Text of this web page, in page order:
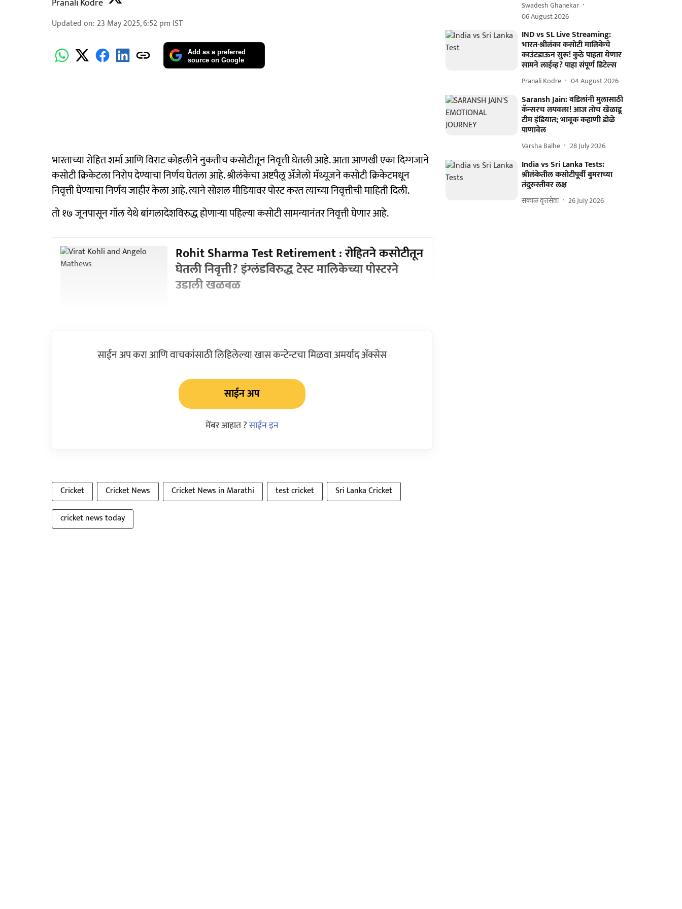
Pranali Kodre
Updated on: 23 May 2025, 6:52 pm IST
Add as a preferred
source on Google
भारताच्या रोहित शर्मा आणि विराट कोहलीने नुकतीच कसोटीतून निवृत्ती घेतली आहे. आता आणखी एका दिग्गजाने
कसोटी क्रिकेटला निरोप देण्याचा निर्णय घेतला आहे. श्रीलंकेचा अष्टपैलू अँजेलो मॅथ्यूजने कसोटी क्रिकेटमधून
निवृत्ती घेण्याचा निर्णय जाहीर केला आहे. त्याने सोशल मीडियावर पोस्ट करत त्याच्या निवृत्तीची माहिती दिली.
तो १७ जूनपासून गॉल येथे बांगलादेशविरुद्ध होणाऱ्या पहिल्या कसोटी सामन्यानंतर निवृत्ती घेणार आहे.
Rohit Sharma Test Retirement : रोहितने कसोटीतून
घेतली निवृत्ती? इंग्लंडविरुद्ध टेस्ट मालिकेच्या पोस्टरने
उडाली खळबळ
साईन अप करा आणि वाचकांसाठी लिहिलेल्या खास कन्टेन्टचा मिळवा अमर्याद ॲक्सेस
साईन अप
मेंबर आहात ?साईन इन
Cricket Cricket News Cricket News in Marathi test cricket
Sri Lanka Cricket
cricket news today
Swadesh Ghanekar
06 August 2026
IND vs SL Live Streaming:
भारत-श्रीलंका कसोटी मालिकेचे
काउंटडाऊन सुरू! कुठे पाहता येणार
सामने लाईव्ह? पाहा संपूर्ण डिटेल्स
Pranali Kodre 04 August 2026
Saransh Jain: वडिलांनी मुलासाठी
कॅन्सरच लपवला! आज तोच खेळाडू
टीम इंडियात; भावूक कहाणी डोळे
पाणावेल
Varsha Balhe 28 July 2026
India vs Sri Lanka Tests:
श्रीलंकेतील कसोटीपूर्वी बुमराच्या
तंदुरुस्तीवर लक्ष
सकाळ वृत्तसेवा 26 July 2026